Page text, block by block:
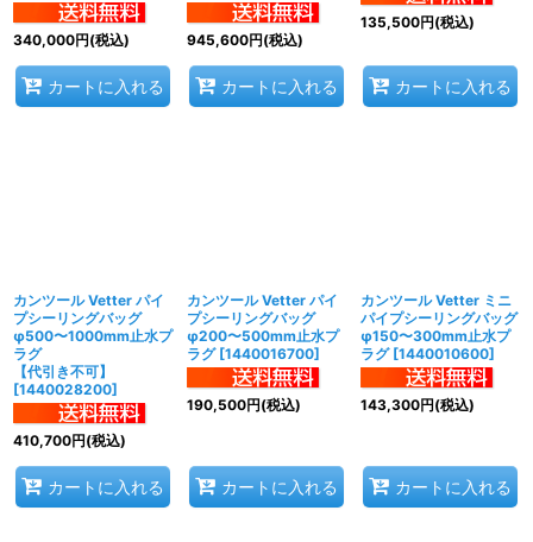
340,000円(税込)
カートに入れる
945,600円(税込)
カートに入れる
135,500円(税込)
カートに入れる
カンツール Vetter パイ
プシーリングバッグ
φ500〜1000mm止水プ
ラグ
【代引き不可】
[1440028200]
410,700円(税込)
カートに入れる
カンツール Vetter パイ
プシーリングバッグ
φ200〜500mm止水プ
ラグ [1440016700]
190,500円(税込)
カートに入れる
カンツール Vetter ミニ
パイプシーリングバッグ
φ150〜300mm止水プ
ラグ [1440010600]
143,300円(税込)
カートに入れる